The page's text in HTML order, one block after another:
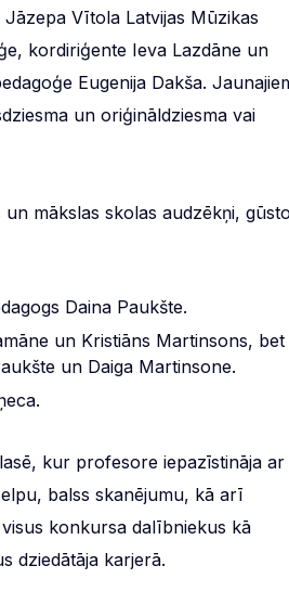
Vītola Latvijas Mūzikas
kordiriģente Ieva Lazdāne un
Eugenija Dakša.
un oriģināldziesma vai
mākslas skolas audzēkņi,
Daina Paukšte.
un Kristiāns Martinsons, bet
un Daiga Martinsone.
kur profesore iepazīstināja ar
balss skanējumu, kā arī
konkursa dalībniekus kā
dziedātāja karjerā.